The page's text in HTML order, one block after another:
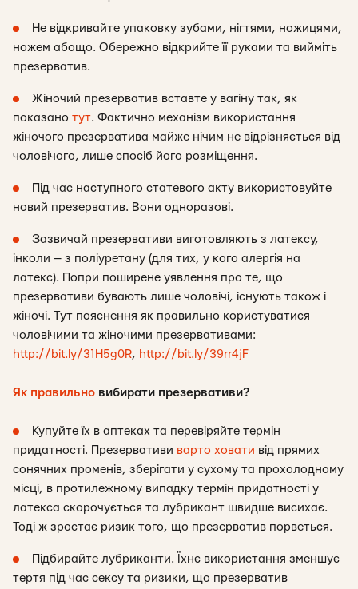
Не відкривайте упаковку зубами, нігтями, ножицями,
ножем абощо. Обережно відкрийте її руками та вийміть
презерватив.
Жіночий презерватив вставте у вагіну так, як
показано тут. Фактично механізм використання
жіночого презерватива майже нічим не відрізняється від
чоловічого, лише спосіб його розміщення.
Під час наступного статевого акту використовуйте
новий презерватив. Вони одноразові.
Зазвичай презервативи виготовляють з латексу,
інколи — з поліуретану (для тих, у кого алергія на
латекс). Попри поширене уявлення про те, що
презервативи бувають лише чоловічі, існують також і
жіночі. Тут пояснення як правильно користуватися
чоловічими та жіночими презервативами:
http://bit.ly/31H5g0R, http://bit.ly/39rr4jF
Як правильно вибирати презервативи?
Купуйте їх в аптеках та перевіряйте термін
придатності. Презервативи варто ховати від прямих
сонячних променів, зберігати у сухому та прохолодному
місці, в протилежному випадку термін придатності у
латекса скорочується та лубрикант швидше висихає.
Тоді ж зростає ризик того, що презерватив порветься.
Підбирайте лубриканти. Їхнє використання зменшує
тертя під час сексу та ризики, що презерватив